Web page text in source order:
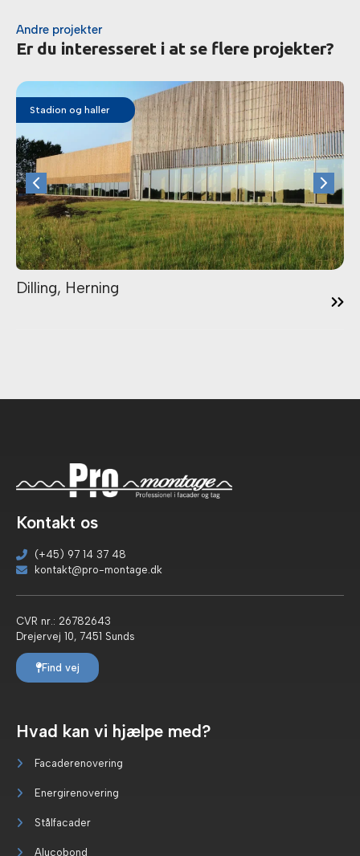
Andre projekter
Er du interesseret i at se flere projekter?
Stadion og haller
14:45
Dilling, Herning
Kontakt os
(+45) 97 14 37 48
kontakt@pro-montage.dk
CVR nr.: 26782643
Drejervej 10, 7451 Sunds
Find vej
Hvad kan vi hjælpe med?
Facaderenovering
Energirenovering
Stålfacader
Alucobond